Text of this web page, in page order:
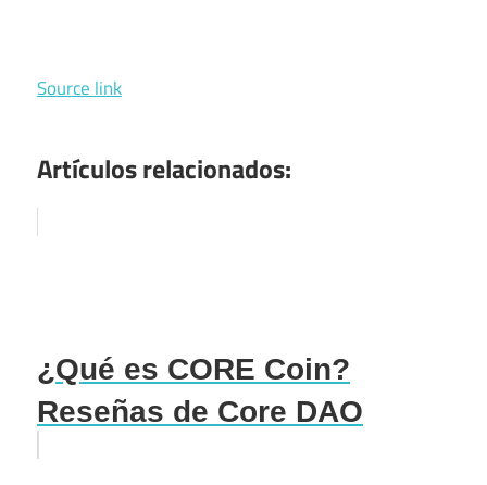
Source link
Artículos relacionados:
¿Qué es CORE Coin?
Reseñas de Core DAO